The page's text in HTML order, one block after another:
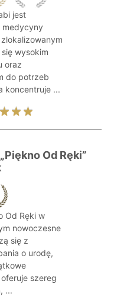
jest
medycyny
wysokim
oraz
do potrzeb
koncentruje ...
Od Ręki”
Od Ręki w
nowoczesne
się z
o urodę,
szereg
...